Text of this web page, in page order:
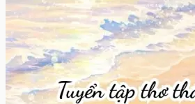
Văn hóa Việt Nam tục ngữ ca dao
văn hóa
văn học dân gian văn học
Dân gian thơ ca quê hương Gia đình
nước tình mẫu tử tình yêu lối sống
Bài viết liên quan